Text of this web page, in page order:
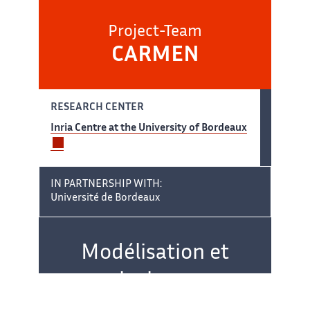
Project-Team
CARMEN
RESEARCH CENTER
Inria Centre at the University of Bordeaux
IN PARTNERSHIP WITH:
Université de Bordeaux
Team name:Modélisation et